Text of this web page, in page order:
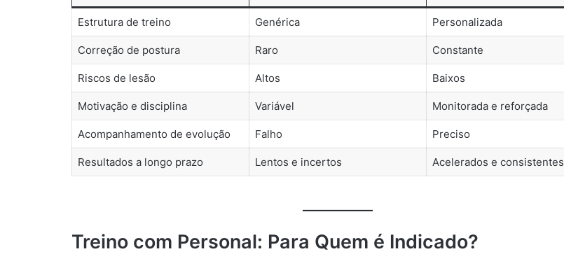
Estrutura de treino Genérica Personalizada
Correção de postura Raro Constante
Riscos de lesão Altos Baixos
Motivação e disciplina Variável Monitorada e reforçada
Acompanhamento de evolução Falho Preciso
Resultados a longo prazo Lentos e incertos Acelerados e consistentes
Treino com Personal: Para Quem é Indicado?